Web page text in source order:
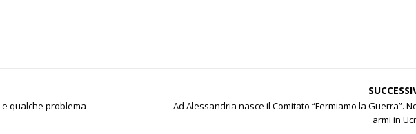
qualche problema
Ad Alessandria nasce il Comitato “Fermiamo la Guerra”.
armi in